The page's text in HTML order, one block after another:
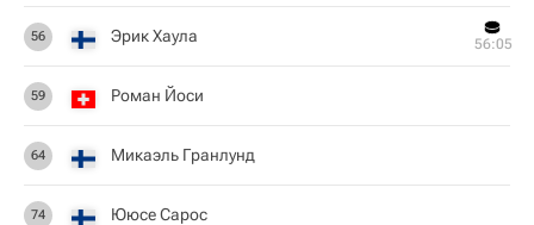
56 Эрик Хаула 56:05
59 Роман Йоси
64 Микаэль Гранлунд
74 Ююсе Сарос